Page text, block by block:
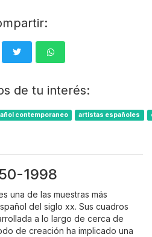
de tu interés:
contemporaneo artistas españoles
1998
una de las muestras más
del siglo xx. Sus cuadros
a lo largo de cerca de
de creación ha implicado una